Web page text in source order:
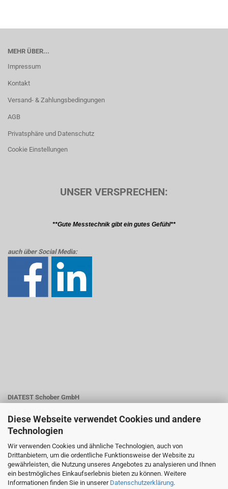
Diese Webseite verwendet Cookies und andere
Technologien
Wir verwenden Cookies und ähnliche Technologien, auch von
Drittanbietern, um die ordentliche Funktionsweise der Website zu
gewährleisten, die Nutzung unseres Angebotes zu analysieren und Ihnen
ein bestmögliches Einkaufserlebnis bieten zu können. Weitere
Informationen finden Sie in unserer Datenschutzerklärung.
MEHR ÜBER...
Impressum
Kontakt
Versand- & Zahlungsbedingungen
AGB
Privatsphäre und Datenschutz
Cookie Einstellungen
UNSER VERSPRECHEN:
**Gute Messtechnik gibt ein gutes Gefühl**
auch über Social Media:
DIATEST Schober GmbH
72649 Wolfschlugen
Telefon +07022 73845-0
E-Mail: info@diatest-schober.de